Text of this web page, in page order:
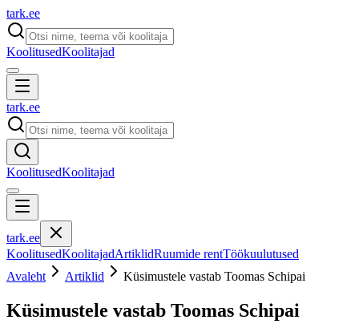
tark.ee
KoolitusedKoolitajad
tark.ee
KoolitusedKoolitajad
tark.ee
KoolitusedKoolitajadArtiklidRuumide rentTöökuulutused
Avaleht
Artiklid Küsimustele vastab Toomas Schipai
Küsimustele vastab Toomas Schipai